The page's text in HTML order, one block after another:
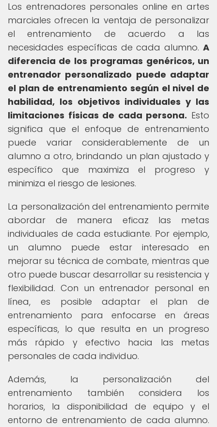
Los entrenadores personales online en artes
marciales ofrecen la ventaja de personalizar
el entrenamiento de acuerdo a las
necesidades específicas de cada alumno. A
diferencia de los programas genéricos, un
entrenador personalizado puede adaptar
el plan de entrenamiento según el nivel de
habilidad, los objetivos individuales y las
limitaciones físicas de cada persona. Esto
significa que el enfoque de entrenamiento
puede variar considerablemente de un
alumno a otro, brindando un plan ajustado y
específico que maximiza el progreso y
minimiza el riesgo de lesiones.
La personalización del entrenamiento permite
abordar de manera eficaz las metas
individuales de cada estudiante. Por ejemplo,
un alumno puede estar interesado en
mejorar su técnica de combate, mientras que
otro puede buscar desarrollar su resistencia y
flexibilidad. Con un entrenador personal en
línea, es posible adaptar el plan de
entrenamiento para enfocarse en áreas
específicas, lo que resulta en un progreso
más rápido y efectivo hacia las metas
personales de cada individuo.
Además, la personalización del
entrenamiento también considera los
horarios, la disponibilidad de equipo y el
entorno de entrenamiento de cada alumno.